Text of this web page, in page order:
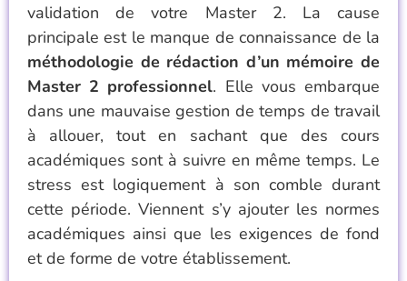
validation de votre Master 2. La cause
principale est le manque de connaissance de la
méthodologie de rédaction d’un mémoire de
Master 2 professionnel. Elle vous embarque
dans une mauvaise gestion de temps de travail
à allouer, tout en sachant que des cours
académiques sont à suivre en même temps. Le
stress est logiquement à son comble durant
cette période. Viennent s’y ajouter les normes
académiques ainsi que les exigences de fond
et de forme de votre établissement.